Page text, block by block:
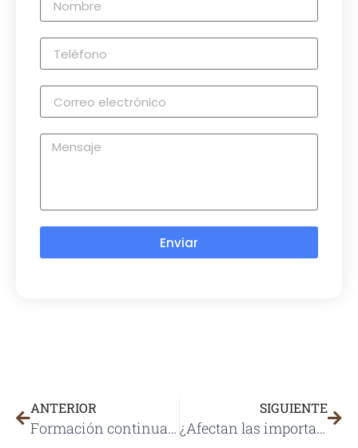
Enviar
ANTERIOR
Formación continua de Chiefcolor
SIGUIENTE
¿Afectan las importaciones de papel extranjero a la industria papelera nacional?